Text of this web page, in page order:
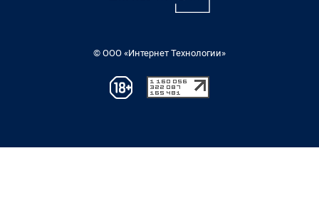
© ООО «Интернет Технологии»